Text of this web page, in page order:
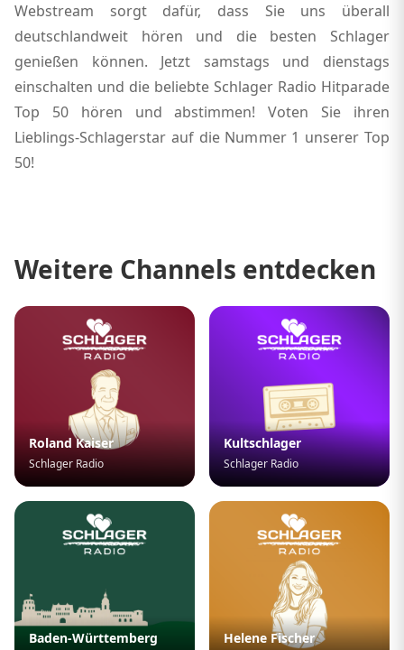
Webstream sorgt dafür, dass Sie uns überall
deutschlandweit hören und die besten Schlager
genießen können. Jetzt samstags und dienstags
einschalten und die beliebte Schlager Radio Hitparade
Top 50 hören und abstimmen! Voten Sie ihren
Lieblings-Schlagerstar auf die Nummer 1 unserer Top
50!
Weitere Channels entdecken
Roland Kaiser
Schlager Radio
Kultschlager
Schlager Radio
Baden-Württemberg Helene Fischer